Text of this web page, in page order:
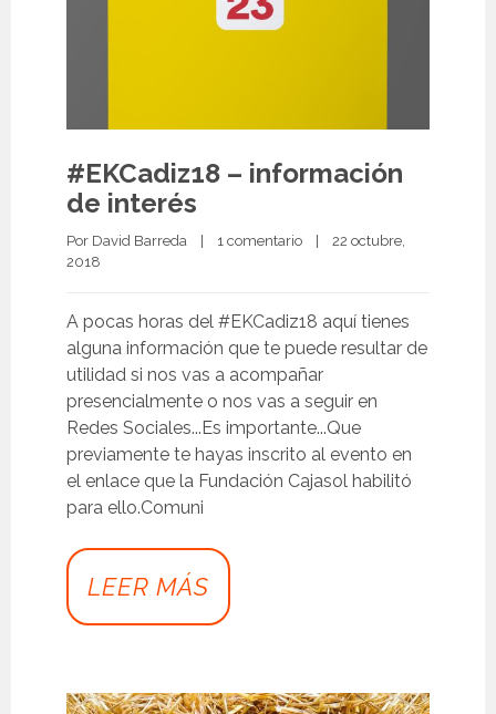
#EKCadiz18 – información
de interés
Por David Barreda 1 comentario
22 octubre,
2018
A pocas horas del #EKCadiz18 aquí tienes
alguna información que te puede resultar de
utilidad si nos vas a acompañar
presencialmente o nos vas a seguir en
Redes Sociales...Es importante...Que
previamente te hayas inscrito al evento en
el enlace que la Fundación Cajasol habilitó
para ello.Comuni
LEER MÁS